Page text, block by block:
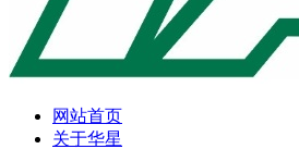
网站首页
关于华星